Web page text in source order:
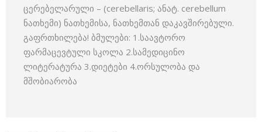
ცერებელარული – (cerebellaris; ანატ. cerebellum
ნათხემი) ნათხემისა, ნათხემთან დაკავშირებული.
გაფრთხილება! ბმულები: 1.საავტორო
ფარმაცევტული სკოლა 2.სამედიცინო
ლიტერატურა 3.დიეტები 4.ორსულობა და
მშობიარობა